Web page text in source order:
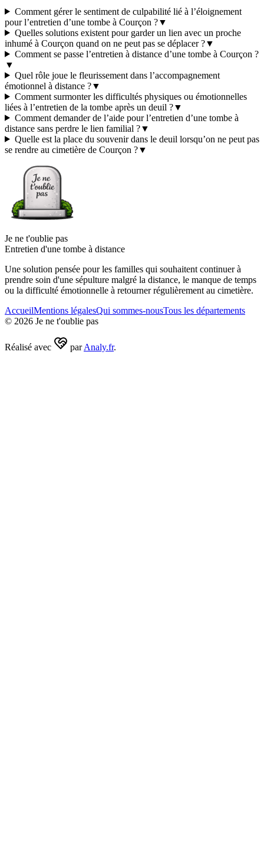
Comment gérer le sentiment de culpabilité lié à l’éloignement
pour l’entretien d’une tombe à Courçon ?▼
Quelles solutions existent pour garder un lien avec un proche
inhumé à Courçon quand on ne peut pas se déplacer ?▼
Comment se passe l’entretien à distance d’une tombe à Courçon ?
▼
Quel rôle joue le fleurissement dans l’accompagnement
émotionnel à distance ?▼
Comment surmonter les difficultés physiques ou émotionnelles
liées à l’entretien de la tombe après un deuil ?▼
Comment demander de l’aide pour l’entretien d’une tombe à
distance sans perdre le lien familial ?▼
Quelle est la place du souvenir dans le deuil lorsqu’on ne peut pas
se rendre au cimetière de Courçon ?▼
Je ne t'oublie pas
Entretien d'une tombe à distance
Une solution pensée pour les familles qui souhaitent continuer à
prendre soin d'une sépulture malgré la distance, le manque de temps
ou la difficulté émotionnelle à retourner régulièrement au cimetière.
AccueilMentions légalesQui sommes-nousTous les départements
© 2026 Je ne t'oublie pas
Réalisé avec par Analy.fr.